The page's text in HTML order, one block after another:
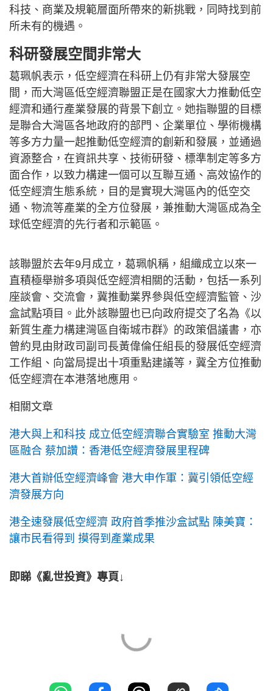
科技、商業及規範層面所帶來的新挑戰，同時找到前
所未有的機遇。
科研發展空間非常大
葛珮帆表示，低空經濟在科研上仍有非常大發展空
間，而大灣區低空經濟聯盟正是在國家大力推動低空
經濟和通行產業發展的背景下創立。她指聯盟的目標
是聯合大灣區各地政府的部門、企業單位、學術機構
等多方力量一起推動低空經濟的創新和發展，並通過
資源整合，在資訊共享、技術研發、標準制定等多方
面合作，以致力構建一個可以互聯互通、高效協作的
低空經濟生態系統，目的是實現大灣區內的低空交
通、物流等產業的全方位發展，兼推動大灣區成為全
球低空經濟的先行者和示範區。
該聯盟於去年9月成立，葛珮帆稱，組織成立以來一
直積極舉辦多項與低空經濟相關的活動，包括一系列
座談會、交流會，冀推動業界參與低空經濟監管、沙
盒試點項目。此外該聯盟也已向政府提交了名為《以
新質生產力構建灣區自衛城市群》的政策倡議書，亦
曾約見由財政司副司長黃偉倫任組長的發展低空經濟
工作組、向當局提出十項重點建議等，冀全方位推動
低空經濟在本港落地應用。
相關文章
港大與上和科技 成立低空經濟聯合實驗室 推動大灣
區融合 蔡加讚：香港低空經濟發展里程碑
港大首辦低空經濟峰會 港大申作軍：冀引領低空經
濟發展方向
港全速發展低空經濟 政府首季推沙盒試點 陳美寶：
讓市民看得到 摸得到產業成果
即睇《亂世投資》專頁↓